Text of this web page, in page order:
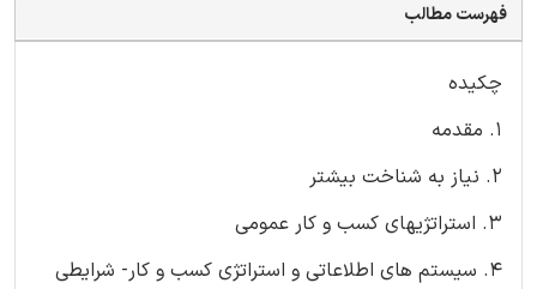
فهرست مطالب
چکیده
1. مقدمه
2. نیاز به شناخت بیشتر
3. استراتژیهای کسب و کار عمومی
4. سیستم های اطلاعاتی و استراتژی کسب و کار- شرایطی